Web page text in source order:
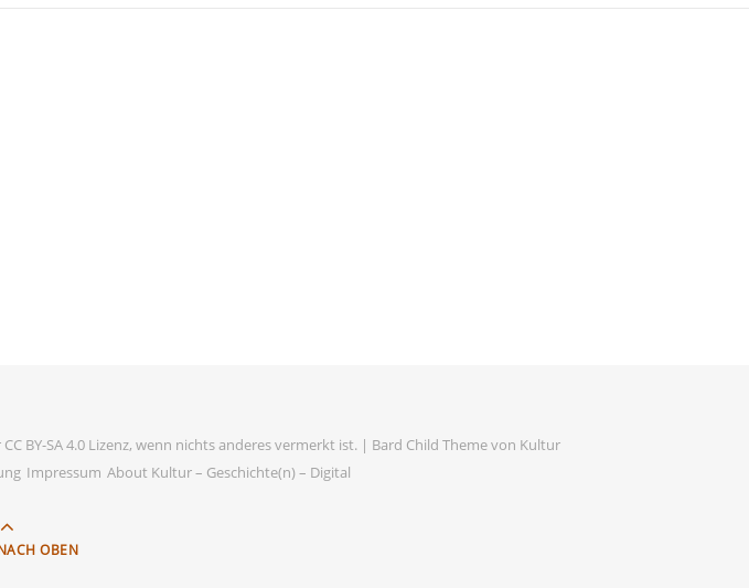
BY-SA 4.0 Lizenz, wenn nichts anderes vermerkt ist. | Bard Child Theme von Kultur
Impressum About Kultur – Geschichte(n) – Digital
OBEN